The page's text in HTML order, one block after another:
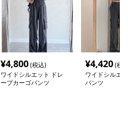
¥4,800(税込)
ワイドシルエット ドレ
ープカーゴパンツ
¥4,420(税
ワイドシルエ
パンツ